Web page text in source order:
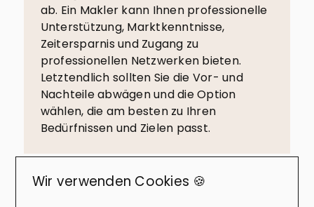
ab. Ein Makler kann Ihnen professionelle
Unterstützung, Marktkenntnisse,
Zeitersparnis und Zugang zu
professionellen Netzwerken bieten.
Letztendlich sollten Sie die Vor- und
Nachteile abwägen und die Option
wählen, die am besten zu Ihren
Bedürfnissen und Zielen passt.
Wir verwenden Cookies 🍪